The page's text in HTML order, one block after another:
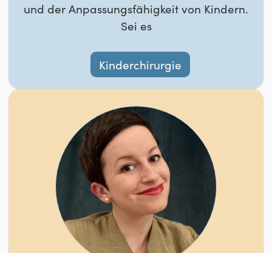
und der Anpassungsfähigkeit von Kindern.
Sei es
Kinderchirurgie